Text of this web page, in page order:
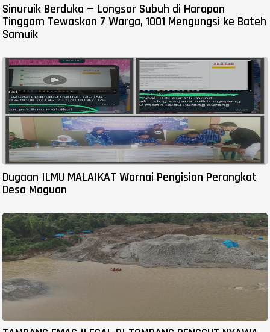
Sinuruik Berduka — Longsor Subuh di Harapan
Tinggam Tewaskan 7 Warga, 1001 Mengungsi ke Bateh
Samuik
Dugaan ILMU MALAIKAT Warnai Pengisian Perangkat
Desa Maguan